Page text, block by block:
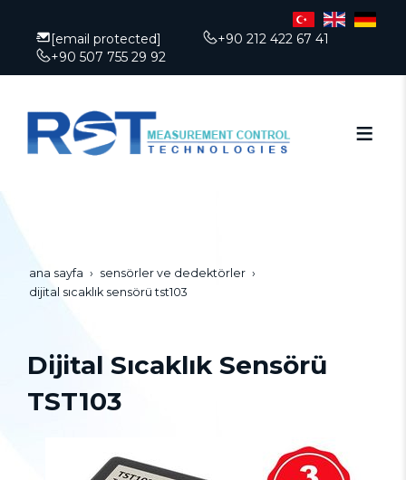
[email protected]
+90 212 422 67 41
+90 507 755 29 92
ana sayfa
sensörler ve dedektörler
dijital sıcaklık sensörü tst103
Dijital Sıcaklık Sensörü
TST103